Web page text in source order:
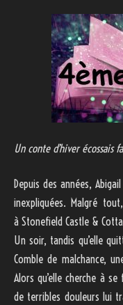
Un conte d’hiver écossais
Depuis des années,
inexpliquées. Malgré
à Stonefield Castle &
Un soir, tandis qu’elle
Comble de malchance,
Alors qu’elle cherche à
de terribles douleurs lui